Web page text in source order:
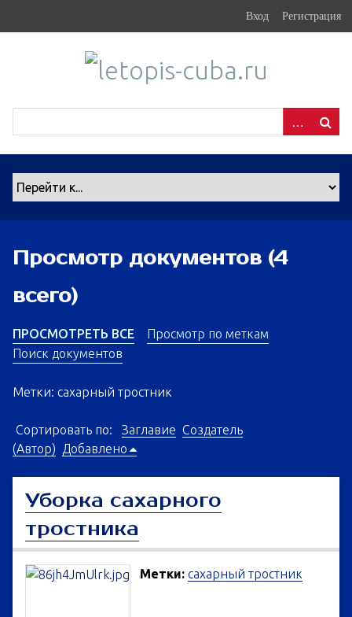
Вход Регистрация
Просмотр документов (4
всего)
ПРОСМОТРЕТЬ ВСЕ
Просмотр по меткам
Поиск документов
Метки: сахарный тростник
Сортировать по: Заглавие Создатель
(Автор)
Добавлено
Уборка сахарного
тростника
Метки: сахарный тростник